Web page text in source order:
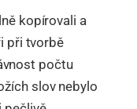
kopírovali a
při tvorbě
počtu
slov nebylo